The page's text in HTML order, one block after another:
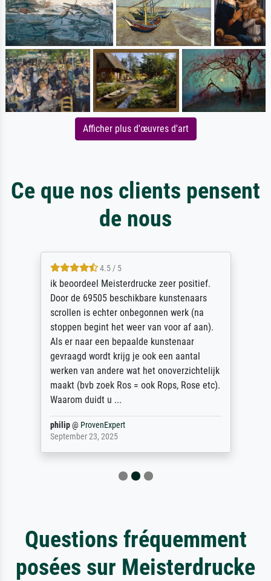
Afficher plus d'œuvres d'art
Ce que nos clients pensent
de nous
4.5 / 5
ik beoordeel Meisterdrucke zeer positief.
Door de 69505 beschikbare kunstenaars
scrollen is echter onbegonnen werk (na
stoppen begint het weer van voor af aan).
Als er naar een bepaalde kunstenaar
gevraagd wordt krijg je ook een aantal
werken van andere wat het onoverzichtelijk
maakt (bvb zoek Ros = ook Rops, Rose etc).
Waarom duidt u ...
philip@ ProvenExpert
September 23, 2025
Questions fréquemment
posées sur Meisterdrucke